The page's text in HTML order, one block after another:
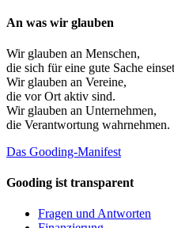
An was wir glauben
Wir glauben an Menschen,
die sich für eine gute Sache
Wir glauben an Vereine,
die vor Ort aktiv sind.
Wir glauben an Unternehmen,
die Verantwortung wahrnehmen.
Das Gooding-Manifest
Gooding ist transparent
Fragen und Antworten